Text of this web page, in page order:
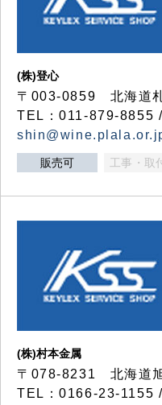
(株)登心
〒003-0859 北海道
TEL：011-879-8855
販売可 工事・取
(株)村本金属
〒078-8231 北海道
TEL：0166-23-1155